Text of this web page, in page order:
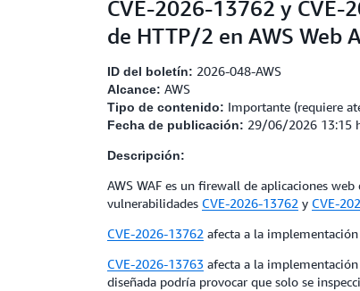
CVE-2026-13762 y
de HTTP/2 en AWS Web
ID del boletín: 2026-048-AWS
Alcance: AWS
Tipo de contenido: Importante (requiere
Fecha de publicación: 29/06/2026 13:15
Descripción:
AWS WAF es un firewall de aplicaciones
vulnerabilidades CVE-2026-13762 y CVE-
CVE-2026-13762 afecta a la implementación
CVE-2026-13763 afecta a la
diseñada podría provocar que solo se